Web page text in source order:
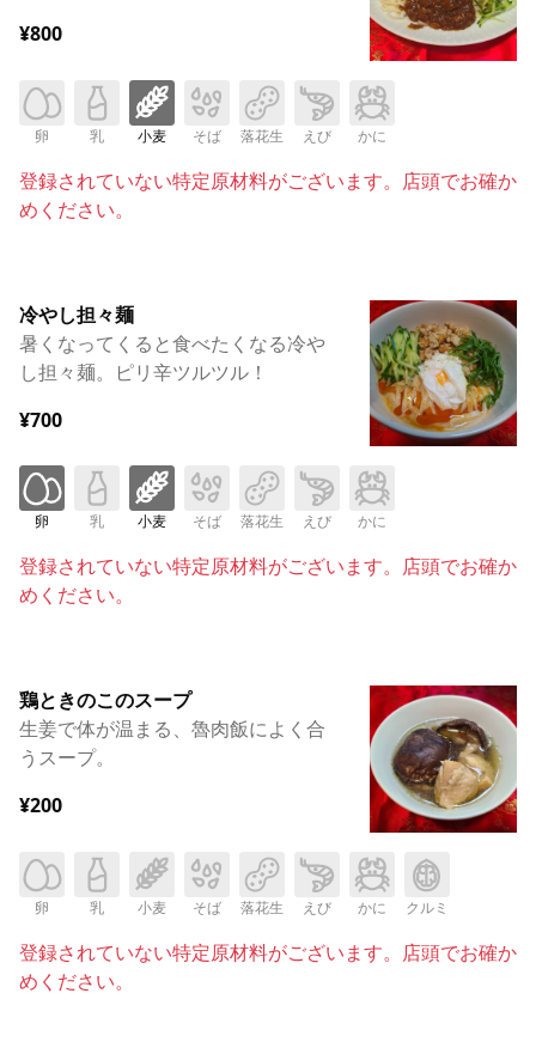
¥800
卵 乳 小麦 そば 落花生 えび かに
登録されていない特定原材料がございます。店頭でお確か
めください。
冷やし担々麺
暑くなってくると食べたくなる冷や
し担々麺。ピリ辛ツルツル！
¥700
卵 乳 小麦 そば 落花生 えび かに
登録されていない特定原材料がございます。店頭でお確か
めください。
鶏ときのこのスープ
生姜で体が温まる、魯肉飯によく合
うスープ。
¥200
卵 乳 小麦 そば 落花生 えび かに クルミ
登録されていない特定原材料がございます。店頭でお確か
めください。